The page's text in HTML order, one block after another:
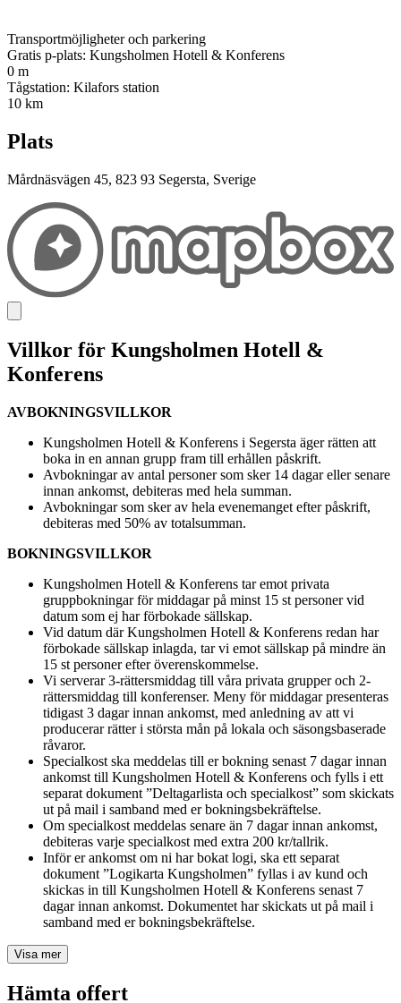
Transportmöjligheter och parkering
Gratis p-plats: Kungsholmen Hotell & Konferens
0 m
Tågstation: Kilafors station
10 km
Plats
Mårdnäsvägen 45, 823 93 Segersta, Sverige
Villkor för Kungsholmen Hotell &
Konferens
AVBOKNINGSVILLKOR
Kungsholmen Hotell & Konferens i Segersta äger rätten att
boka in en annan grupp fram till erhållen påskrift.
Avbokningar av antal personer som sker 14 dagar eller senare
innan ankomst, debiteras med hela summan.
Avbokningar som sker av hela evenemanget efter påskrift,
debiteras med 50% av totalsumman.
BOKNINGSVILLKOR
Kungsholmen Hotell & Konferens tar emot privata
gruppbokningar för middagar på minst 15 st personer vid
datum som ej har förbokade sällskap.
Vid datum där Kungsholmen Hotell & Konferens redan har
förbokade sällskap inlagda, tar vi emot sällskap på mindre än
15 st personer efter överenskommelse.
Vi serverar 3-rättersmiddag till våra privata grupper och 2-
rättersmiddag till konferenser. Meny för middagar presenteras
tidigast 3 dagar innan ankomst, med anledning av att vi
producerar rätter i största mån på lokala och säsongsbaserade
råvaror.
Specialkost ska meddelas till er bokning senast 7 dagar innan
ankomst till Kungsholmen Hotell & Konferens och fylls i ett
separat dokument ”Deltagarlista och specialkost” som skickats
ut på mail i samband med er bokningsbekräftelse.
Om specialkost meddelas senare än 7 dagar innan ankomst,
debiteras varje specialkost med extra 200 kr/tallrik.
Inför er ankomst om ni har bokat logi, ska ett separat
dokument ”Logikarta Kungsholmen” fyllas i av kund och
skickas in till Kungsholmen Hotell & Konferens senast 7
dagar innan ankomst. Dokumentet har skickats ut på mail i
samband med er bokningsbekräftelse.
Visa mer
Hämta offert